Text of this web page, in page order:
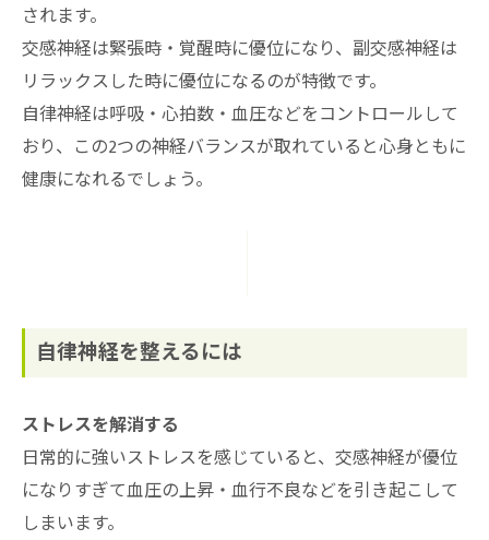
されます。
交感神経は緊張時・覚醒時に優位になり、副交感神経は
リラックスした時に優位になるのが特徴です。
自律神経は呼吸・心拍数・血圧などをコントロールして
おり、この2つの神経バランスが取れていると心身ともに
健康になれるでしょう。
自律神経を整えるには
ストレスを解消する
日常的に強いストレスを感じていると、交感神経が優位
になりすぎて血圧の上昇・血行不良などを引き起こして
しまいます。